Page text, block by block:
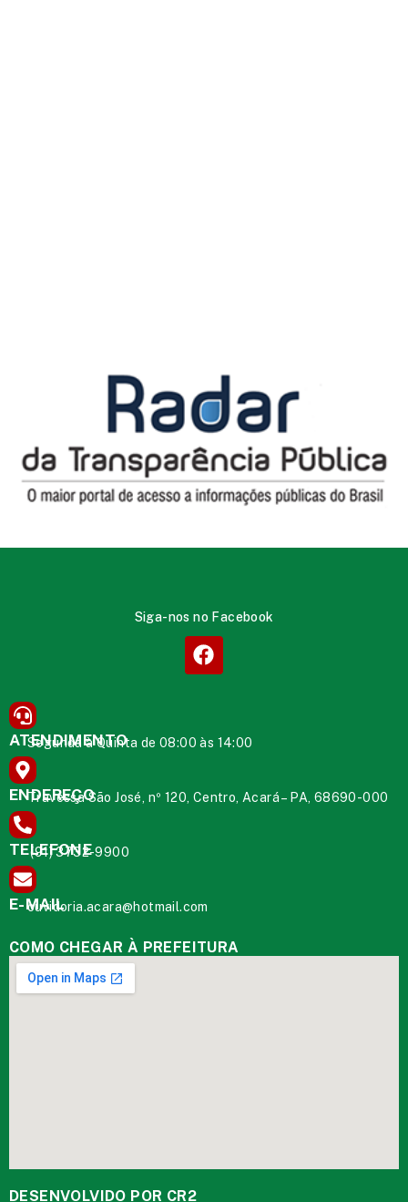
Siga-nos no Facebook
ATENDIMENTO
Segunda à Quinta de 08:00 às 14:00
ENDEREÇO
Travessa São José, nº 120, Centro, Acará – PA, 68690-000
TELEFONE
(91) 3732-9900
E-MAIL
ouvidoria.acara@hotmail.com
COMO CHEGAR À PREFEITURA
DESENVOLVIDO POR CR2